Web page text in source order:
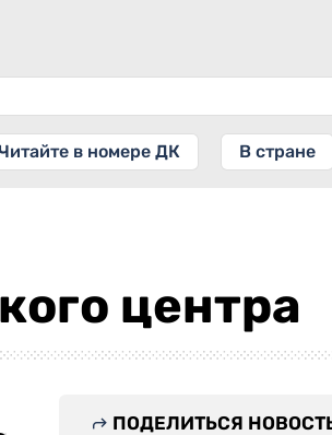
в номере ДК В стране
центра
ПОДЕЛИТЬСЯ